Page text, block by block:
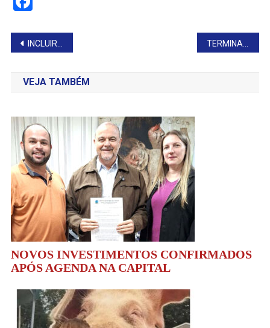
Navegação
de
Post
INCLUIR PARA APRENDER TERMINA HOJE, O PRAZO PARA REGULARIZAR TÍTULO
VEJA TAMBÉM
NOVOS INVESTIMENTOS CONFIRMADOS
APÓS AGENDA NA CAPITAL